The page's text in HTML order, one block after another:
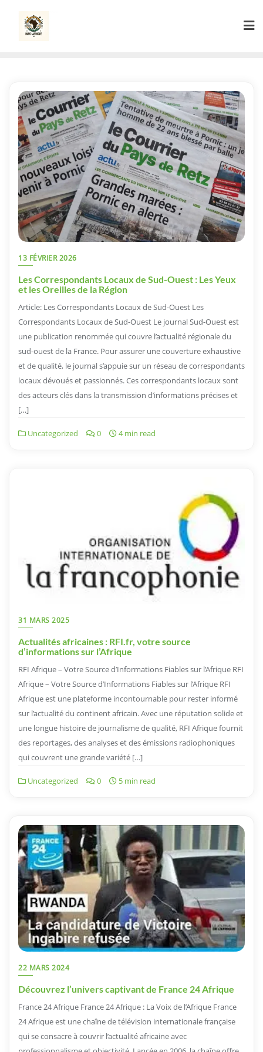
content
13 FÉVRIER 2026
Les Correspondants Locaux de Sud-Ouest : Les Yeux
et les Oreilles de la Région
Article: Les Correspondants Locaux de Sud-Ouest Les
Correspondants Locaux de Sud-Ouest Le journal Sud-Ouest est
une publication renommée qui couvre l’actualité régionale du
sud-ouest de la France. Pour assurer une couverture exhaustive
et de qualité, le journal s’appuie sur un réseau de correspondants
locaux dévoués et passionnés. Ces correspondants locaux sont
des acteurs clés dans la transmission d’informations précises et
[…]
Uncategorized 0 4 min read
31 MARS 2025
Actualités africaines : RFI.fr, votre source
d’informations sur l’Afrique
RFI Afrique – Votre Source d’Informations Fiables sur l’Afrique RFI
Afrique – Votre Source d’Informations Fiables sur l’Afrique RFI
Afrique est une plateforme incontournable pour rester informé
sur l’actualité du continent africain. Avec une réputation solide et
une longue histoire de journalisme de qualité, RFI Afrique fournit
des reportages, des analyses et des émissions radiophoniques
qui couvrent une grande variété […]
Uncategorized 0 5 min read
22 MARS 2024
Découvrez l’univers captivant de France 24 Afrique
France 24 Afrique France 24 Afrique : La Voix de l’Afrique France
24 Afrique est une chaîne de télévision internationale française
qui se consacre à couvrir l’actualité africaine avec